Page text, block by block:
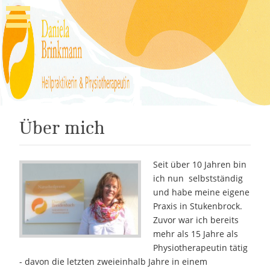
Über mich
Seit über 10 Jahren bin
ich nun selbstständig
und habe meine eigene
Praxis in Stukenbrock.
Zuvor war ich bereits
mehr als 15 Jahre als
Physiotherapeutin tätig
- davon die letzten zweieinhalb Jahre in einem